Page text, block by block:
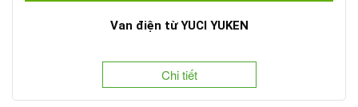
Van điện từ YUCI YUKEN
Chi tiết